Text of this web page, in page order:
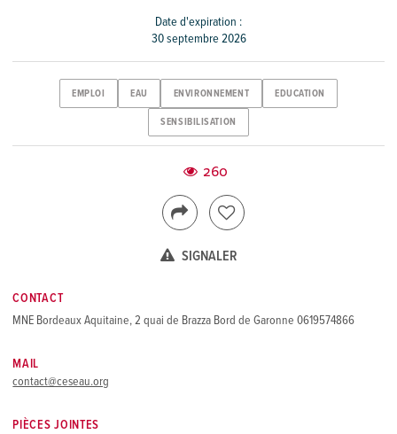
Date d'expiration :
30 septembre 2026
EMPLOI EAU ENVIRONNEMENT EDUCATION
SENSIBILISATION
260
SIGNALER
CONTACT
MNE Bordeaux Aquitaine, 2 quai de Brazza Bord de Garonne 0619574866
MAIL
contact@ceseau.org
PIÈCES JOINTES